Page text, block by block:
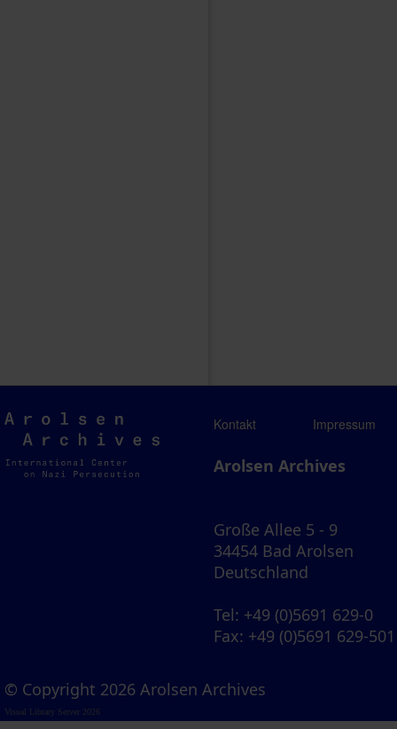
Arolsen
Archives
Kontakt Impressum
Arolsen Archives
Große Allee 5 - 9
34454 Bad Arolsen
Deutschland
Tel: +49 (0)5691 629-0
Fax: +49 (0)5691 629-501
© Copyright 2026 Arolsen Archives
Visual Library Server 2026